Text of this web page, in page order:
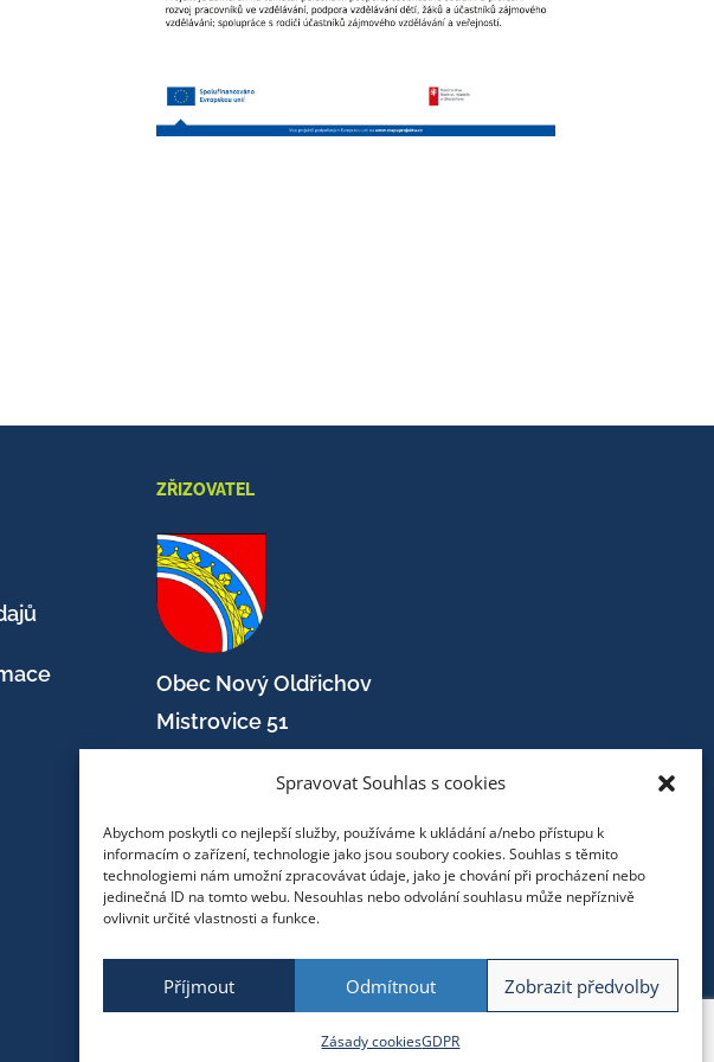
Spravovat Souhlas s cookies
Abychom poskytli co nejlepší služby, používáme k ukládání a/nebo přístupu k
informacím o zařízení, technologie jako jsou soubory cookies. Souhlas s těmito
technologiemi nám umožní zpracovávat údaje, jako je chování při procházení nebo
jedinečná ID na tomto webu. Nesouhlas nebo odvolání souhlasu může nepříznivě
ovlivnit určité vlastnosti a funkce.
Příjmout Odmítnout Zobrazit předvolby
Zásady cookiesGDPR
ZŘIZOVATEL
Obec Nový Oldřichov
Mistrovice 51
E-mail:
podatelna@obecnovyoldrichov.cz
Web:
https://www.obecnovyoldrichov.cz